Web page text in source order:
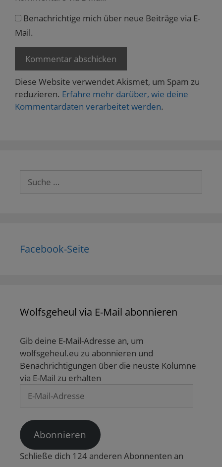
Benachrichtige mich über neue Beiträge via E-
Mail.
Diese Website verwendet Akismet, um Spam zu
reduzieren. Erfahre mehr darüber, wie deine
Kommentardaten verarbeitet werden.
nach:
Facebook-Seite
Wolfsgeheul via E-Mail abonnieren
Gib deine E-Mail-Adresse an, um
wolfsgeheul.eu zu abonnieren und
Benachrichtigungen über die neuste Kolumne
via E-Mail zu erhalten
Mail-
Abonnieren
Schließe dich 124 anderen Abonnenten an